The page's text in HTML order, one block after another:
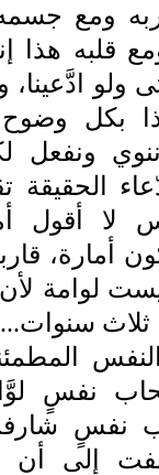
ربه ومع
قلبه هذا
ولو
بكل
ننوي ونفعل
الحقيقة
لا أقول
أمارة،
لوامة لأن
ثلاث
نفسٍ
نفسٍ
إلى أن